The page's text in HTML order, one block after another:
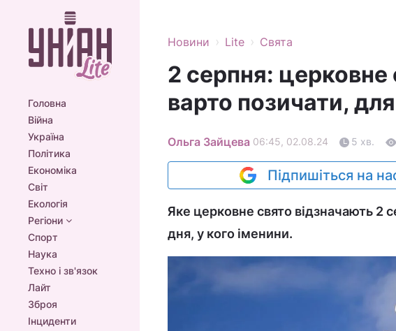
Головна
Війна
Україна
Політика
Економіка
Світ
Екологія
Регіони
Спорт
Наука
Техно і зв'язок
Лайт
Зброя
Інциденти
Новини › Lite › Свята
2 серпня: церковне
варто позичати,
Ольга Зайцева 06:45, 02.08.24 5 хв.
Підпишіться на
Яке церковне свято відзначають 2
дня, у кого іменини.